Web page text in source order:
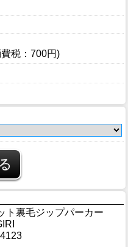
税：700円)
ト裏毛ジップパーカー